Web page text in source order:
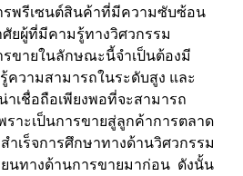
รพรีเซนต์สินค้าที่มีความซับซ้อน
ยผู้ที่มีคามรู้ทางวิศวกรรม
รขายในลักษณะนี้จำเป็นต้องมี
วามสามารถในระดับสูง และ
เชื่อถือเพียงพอที่จะสามารถ
าะเป็นการขายสู่ลูกค้าการตลาด
เร็จการศึกษาทางด้านวิศวกรรม
ยนทางด้านการขายมาก่อน ดังนั้น